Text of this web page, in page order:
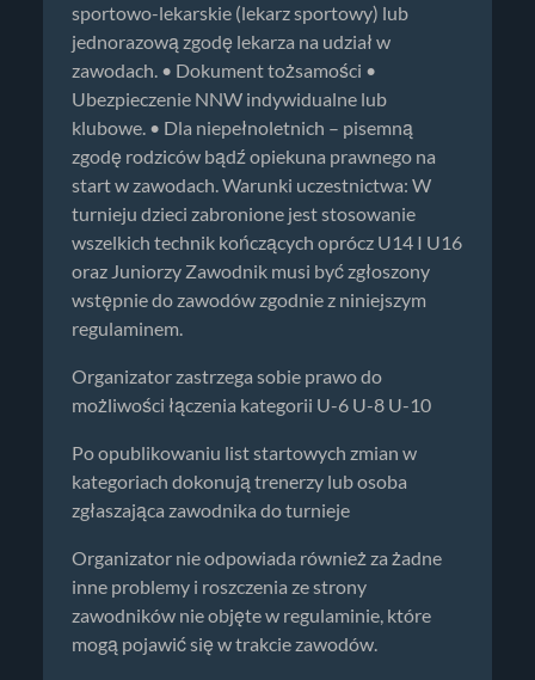
sportowo-lekarskie (lekarz sportowy) lub
jednorazową zgodę lekarza na udział w
zawodach. • Dokument tożsamości •
Ubezpieczenie NNW indywidualne lub
klubowe. • Dla niepełnoletnich – pisemną
zgodę rodziców bądź opiekuna prawnego na
start w zawodach. Warunki uczestnictwa: W
turnieju dzieci zabronione jest stosowanie
wszelkich technik kończących oprócz U14 I U16
oraz Juniorzy Zawodnik musi być zgłoszony
wstępnie do zawodów zgodnie z niniejszym
regulaminem.
Organizator zastrzega sobie prawo do
możliwości łączenia kategorii U-6 U-8 U-10
Po opublikowaniu list startowych zmian w
kategoriach dokonują trenerzy lub osoba
zgłaszająca zawodnika do turnieje
Organizator nie odpowiada również za żadne
inne problemy i roszczenia ze strony
zawodników nie objęte w regulaminie, które
mogą pojawić się w trakcie zawodów.